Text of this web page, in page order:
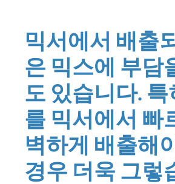
믹서에서 배출
은 믹스에 부담
도 있습니다.
를 믹서에서 빠
벽하게 배출해
경우 더욱 그렇